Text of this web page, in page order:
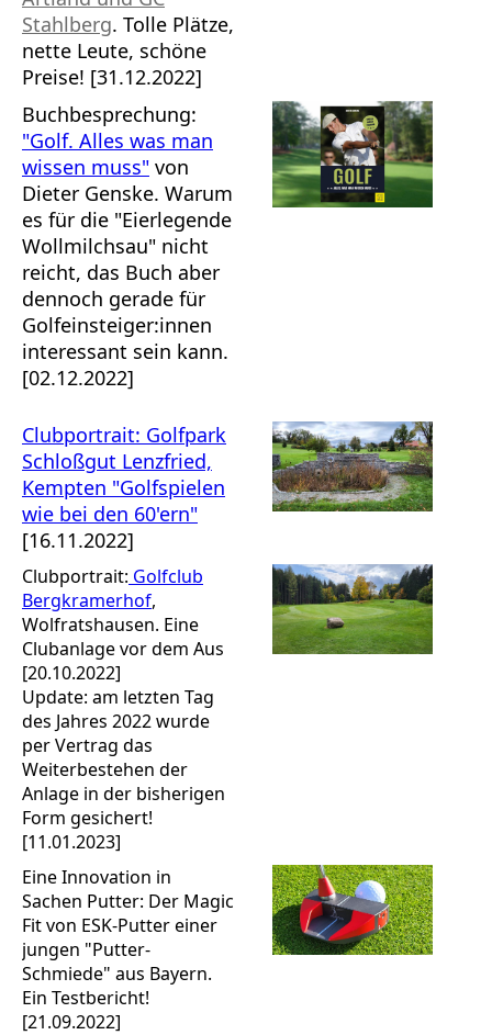
Stahlberg. Tolle Plätze,
nette Leute, schöne
Preise! [31.12.2022]
Buchbesprechung:
"Golf. Alles was man
wissen muss" von
Dieter Genske. Warum
es für die "Eierlegende
Wollmilchsau" nicht
reicht, das Buch aber
dennoch gerade für
Golfeinsteiger:innen
interessant sein kann.
[02.12.2022]
Clubportrait: Golfpark
Schloßgut Lenzfried,
Kempten "Golfspielen
wie bei den 60'ern"
[16.11.2022]
Clubportrait: Golfclub
Bergkramerhof,
Wolfratshausen. Eine
Clubanlage vor dem Aus
[20.10.2022]
Update: am letzten Tag
des Jahres 2022 wurde
per Vertrag das
Weiterbestehen der
Anlage in der bisherigen
Form gesichert!
[11.01.2023]
Eine Innovation in
Sachen Putter: Der Magic
Fit von ESK-Putter einer
jungen "Putter-
Schmiede" aus Bayern.
Ein Testbericht!
[21.09.2022]